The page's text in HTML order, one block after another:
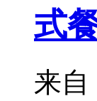
式
来自